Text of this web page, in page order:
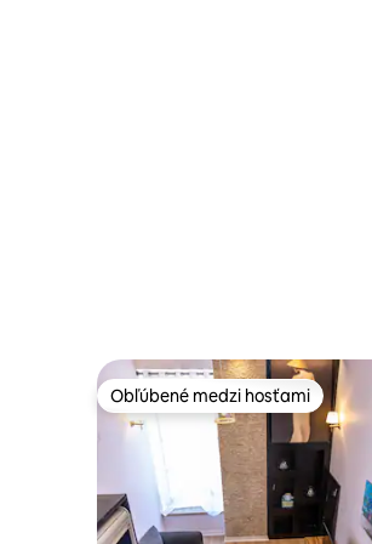
Obľúbené medzi hosťami
Obľúbené medzi hosťami